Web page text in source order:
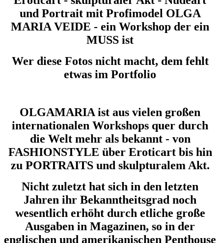
und Portrait mit Profimodel OLGA
MARIA VEIDE - ein Workshop der ein
MUSS ist
Wer diese Fotos nicht macht, dem fehlt
etwas im Portfolio
OLGAMARIA ist aus vielen großen
internationalen Workshops quer durch
die Welt mehr als bekannt - von
FASHIONSTYLE über Eroticart bis hin
zu PORTRAITS und skulpturalem Akt.
Nicht zuletzt hat sich in den letzten
Jahren ihr Bekanntheitsgrad noch
wesentlich erhöht durch etliche große
Ausgaben in Magazinen, so in der
englischen und amerikanischen Penthouse